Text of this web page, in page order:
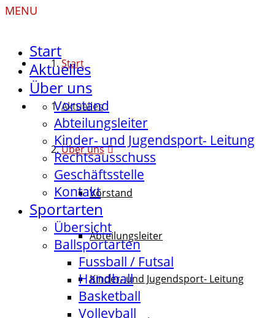
MENU
Start
Aktuelles
Über uns
Vorstand
Abteilungsleiter
Kinder- und Jugendsport- Leitung
Start
Aktuelles
Über uns
Vorstand
Abteilungsleiter
Kinder- und Jugendsport- Leitung
Rechtsausschuss
Geschäftsstelle
Kontakt
Sportarten
Übersicht
Ballsportarten
Fussball / Futsal
Handball
Basketball
Volleyball